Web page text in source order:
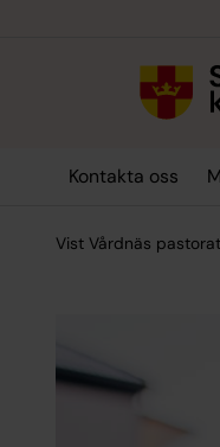
Kontakta oss
Vist Vårdnäs pastorat